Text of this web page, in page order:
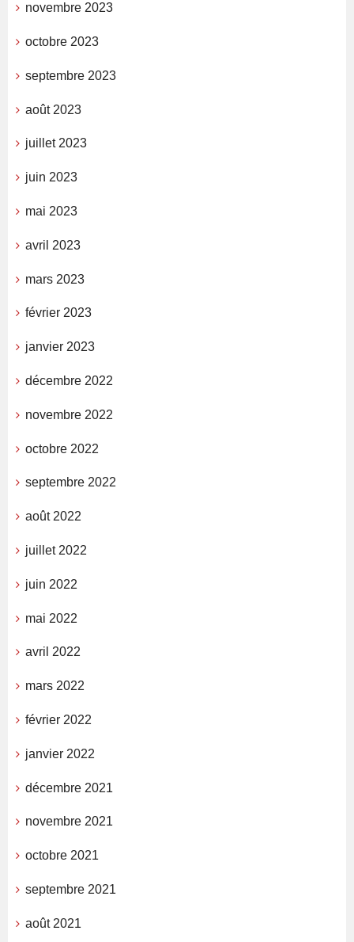
novembre 2023
octobre 2023
septembre 2023
août 2023
juillet 2023
juin 2023
mai 2023
avril 2023
mars 2023
février 2023
janvier 2023
décembre 2022
novembre 2022
octobre 2022
septembre 2022
août 2022
juillet 2022
juin 2022
mai 2022
avril 2022
mars 2022
février 2022
janvier 2022
décembre 2021
novembre 2021
octobre 2021
septembre 2021
août 2021